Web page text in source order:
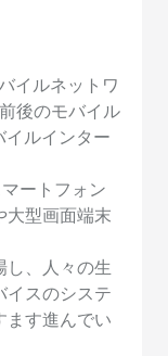
イルネットワ
後のモバイル
イルインター
ートフォン
大型画面端末
し、人々の生
イスのシステ
ます進んでい